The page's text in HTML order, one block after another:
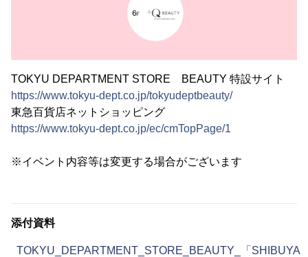
TOKYU DEPARTMENT STORE BEAUTY 特設サイト
https://www.tokyu-dept.co.jp/tokyudeptbeauty/
東急百貨店ネットショッピング
https://www.tokyu-dept.co.jp/ec/cmTopPage/1
※イベント内容等は変更する場合がございます
添付資料
TOKYU_DEPARTMENT_STORE_BEAUTY_「SHIBUYA